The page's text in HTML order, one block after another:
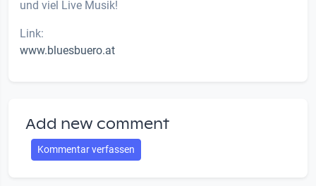
und viel Live Musik!
Link:
www.bluesbuero.at
Add new comment
Kommentar verfassen